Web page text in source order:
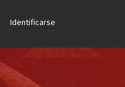
Identificarse